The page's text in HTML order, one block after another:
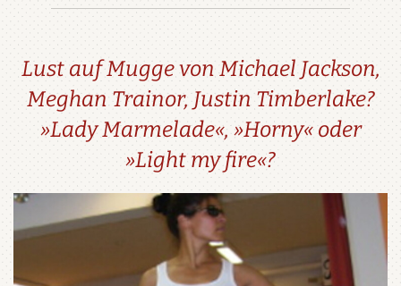
Lust auf Mugge von Michael Jackson,
Meghan Trainor, Justin Timberlake?
»Lady Marmelade«, »Horny« oder
»Light my fire«?